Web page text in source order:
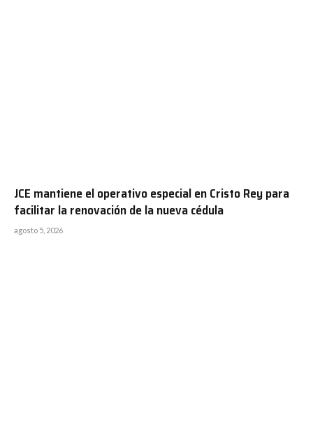
JCE mantiene el operativo especial en Cristo Rey para
facilitar la renovación de la nueva cédula
agosto 5, 2026